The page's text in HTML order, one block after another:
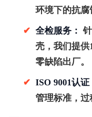
环境下的抗腐
✔ 全检服务：
壳，我们提
零缺陷出厂。
✔ ISO 9001认证
管理标准，过